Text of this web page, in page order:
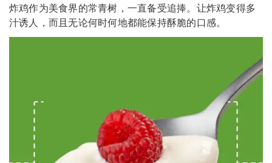
炸鸡作为美食界的常青树，一直备受追捧。让炸鸡变得多
汁诱人，而且无论何时何地都能保持酥脆的口感。